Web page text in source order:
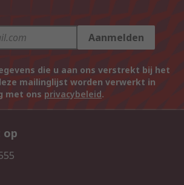
Aanmelden
die u aan ons verstrekt bij het
mailinglijst worden verwerkt in
met ons privacybeleid.
op